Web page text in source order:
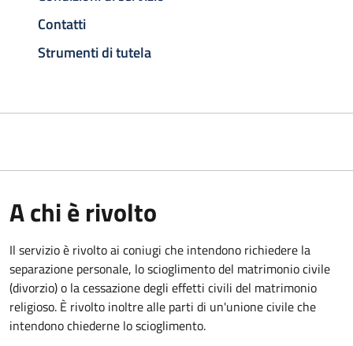
Contatti
Strumenti di tutela
A chi è rivolto
Il servizio è rivolto ai coniugi che intendono richiedere la
separazione personale, lo scioglimento del matrimonio civile
(divorzio) o la cessazione degli effetti civili del matrimonio
religioso. È rivolto inoltre alle parti di un'unione civile che
intendono chiederne lo scioglimento.